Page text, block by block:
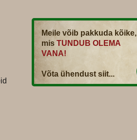
Meile võib pakkuda kõike,
mis TUNDUB OLEMA
VANA!
Võta ühendust siit...